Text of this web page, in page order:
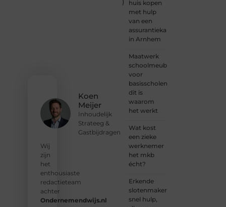
Koen
Meijer
Inhoudelijk
Strateeg &
Gastbijdragen
Wij
zijn
het
enthousiaste
redactieteam
achter
Ondernemendwijs.nl
)
huis kopen
met hulp
van een
assurantiekantoor
in Arnhem
Maatwerk
schoolmeubilair
voor
basisscholen:
dit is
waarom
het werkt
Wat kost
een zieke
werknemer
het mkb
écht?
Erkende
slotenmakers:
snel hulp,